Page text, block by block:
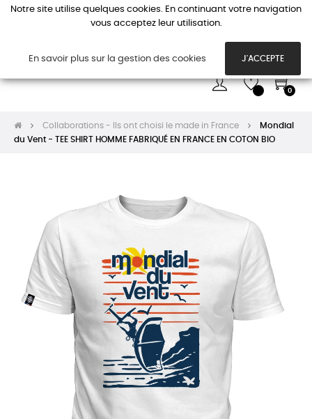
la
0
Collaborations - Ils ont choisi le made in France
Mondial
du Vent - TEE SHIRT HOMME FABRIQUÉ EN FRANCE EN COTON BIO
Notre site utilise quelques cookies. En continuant votre navigation
vous acceptez leur utilisation.
En savoir plus sur la gestion des cookies J'ACCEPTE